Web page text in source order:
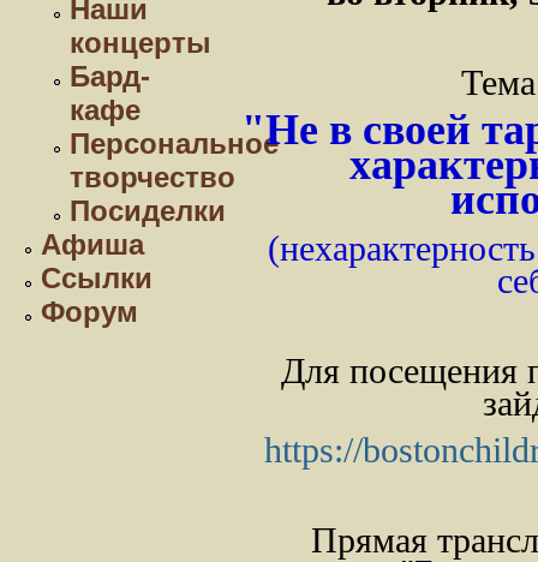
Наши
концерты
Бард-
кафе
Персональное
творчество
Посиделки
Афиша
Ссылки
Форум
"Не в своей
Для посещения
https://
Прямая